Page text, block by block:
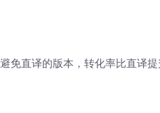
免直译的版本，转化率比直译